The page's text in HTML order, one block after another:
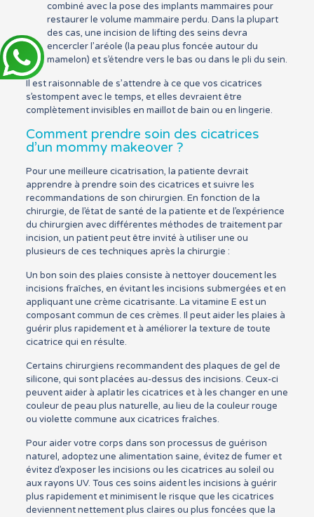
combiné avec la pose des implants mammaires pour
restaurer le volume mammaire perdu. Dans la plupart
des cas, une incision de lifting des seins devra
encercler l’aréole (la peau plus foncée autour du
mamelon) et s’étendre vers le bas ou dans le pli du sein.
Il est raisonnable de s’attendre à ce que vos cicatrices
s’estompent avec le temps, et elles devraient être
complètement invisibles en maillot de bain ou en lingerie.
Comment prendre soin des cicatrices
d’un mommy makeover ?
Pour une meilleure cicatrisation, la patiente devrait
apprendre à prendre soin des cicatrices et suivre les
recommandations de son chirurgien. En fonction de la
chirurgie, de l’état de santé de la patiente et de l’expérience
du chirurgien avec différentes méthodes de traitement par
incision, un patient peut être invité à utiliser une ou
plusieurs de ces techniques après la chirurgie :
Un bon soin des plaies consiste à nettoyer doucement les
incisions fraîches, en évitant les incisions submergées et en
appliquant une crème cicatrisante. La vitamine E est un
composant commun de ces crèmes. Il peut aider les plaies à
guérir plus rapidement et à améliorer la texture de toute
cicatrice qui en résulte.
Certains chirurgiens recommandent des plaques de gel de
silicone, qui sont placées au-dessus des incisions. Ceux-ci
peuvent aider à aplatir les cicatrices et à les changer en une
couleur de peau plus naturelle, au lieu de la couleur rouge
ou violette commune aux cicatrices fraîches.
Pour aider votre corps dans son processus de guérison
naturel, adoptez une alimentation saine, évitez de fumer et
évitez d’exposer les incisions ou les cicatrices au soleil ou
aux rayons UV. Tous ces soins aident les incisions à guérir
plus rapidement et minimisent le risque que les cicatrices
deviennent nettement plus claires ou plus foncées que la